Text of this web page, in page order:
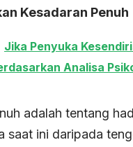
Kesadaran Penuh
Jika Penyuka
Analisa
adalah tentang
saat ini daripada